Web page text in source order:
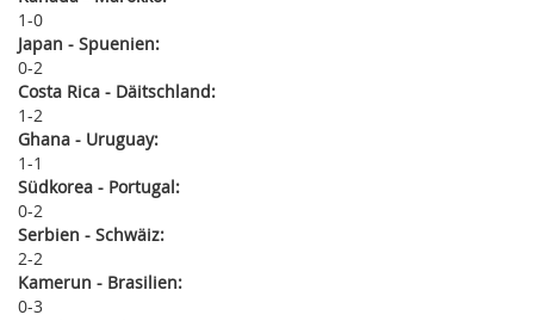
1 0
Japan - Spuenien:
0 2
Costa Rica - Däitschland:
1 2
Ghana - Uruguay:
1 1
Südkorea - Portugal:
0 2
Serbien - Schwäiz:
2 2
Kamerun - Brasilien:
0 3